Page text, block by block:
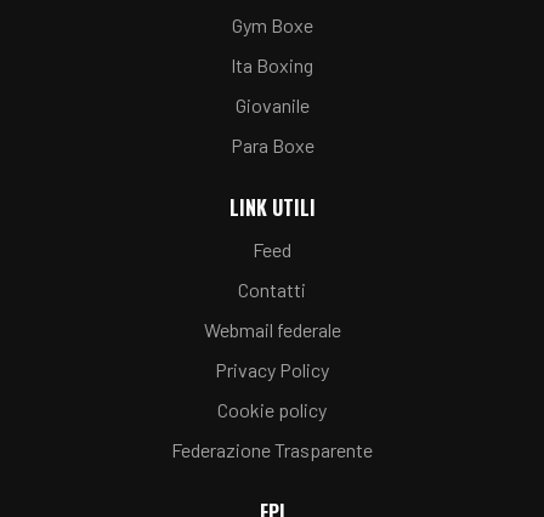
Gym Boxe
Ita Boxing
Giovanile
Para Boxe
LINK UTILI
Feed
Contatti
Webmail federale
Privacy Policy
Cookie policy
Federazione Trasparente